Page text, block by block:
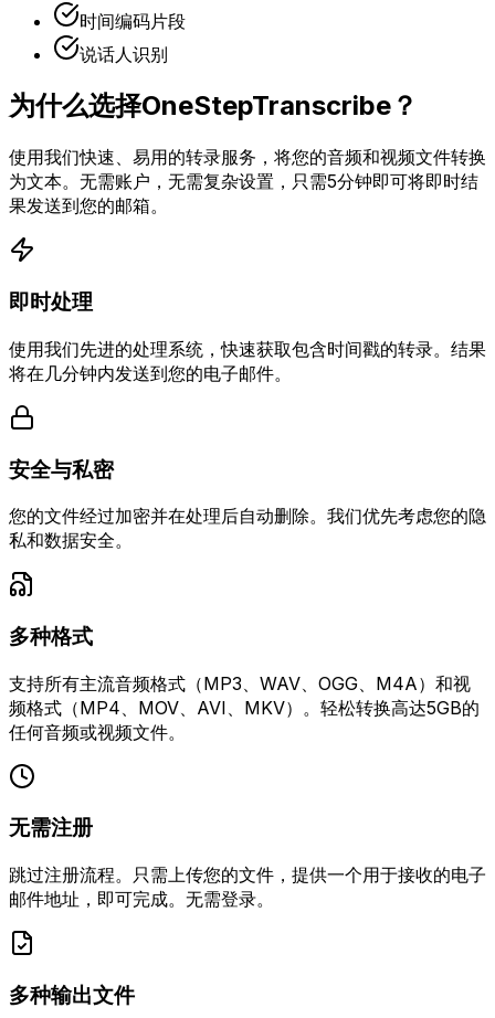
时间编码片段
说话人识别
为什么选择OneStepTranscribe？
使用我们快速、易用的转录服务，将您的音频和视频文件转换
为文本。无需账户，无需复杂设置，只需5分钟即可将即时结
果发送到您的邮箱。
即时处理
使用我们先进的处理系统，快速获取包含时间戳的转录。结果
将在几分钟内发送到您的电子邮件。
安全与私密
您的文件经过加密并在处理后自动删除。我们优先考虑您的隐
私和数据安全。
多种格式
支持所有主流音频格式（MP3、WAV、OGG、M4A）和视
频格式（MP4、MOV、AVI、MKV）。轻松转换高达5GB的
任何音频或视频文件。
无需注册
跳过注册流程。只需上传您的文件，提供一个用于接收的电子
邮件地址，即可完成。无需登录。
多种输出文件